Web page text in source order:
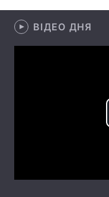
Екологія
Лонгріди
ВІДЕО ДНЯ